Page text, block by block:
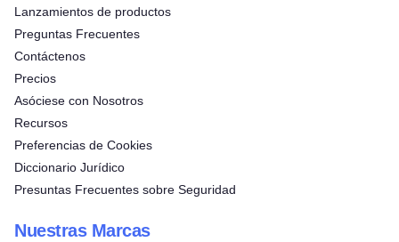
Lanzamientos de productos
Preguntas Frecuentes
Contáctenos
Precios
Asóciese con Nosotros
Recursos
Preferencias de Cookies
Diccionario Jurídico
Presuntas Frecuentes sobre Seguridad
Nuestras Marcas